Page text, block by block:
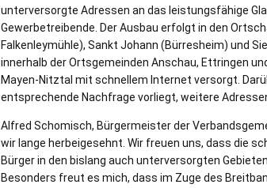
unterversorgte Adressen an das leistungsfähige
Gewerbetreibende. Der Ausbau erfolgt in den
Falkenleymühle), Sankt Johann (Bürresheim) und
innerhalb der Ortsgemeinden Anschau, Ettringen
Mayen-Nitztal mit schnellem Internet versorgt.
entsprechende Nachfrage vorliegt, weitere
Alfred Schomisch, Bürgermeister der
wir lange herbeigesehnt. Wir freuen uns, dass die
Bürger in den bislang auch unterversorgten
Besonders freut es mich, dass im Zuge des